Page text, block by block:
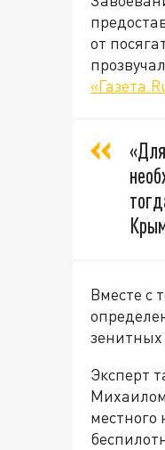
от
Вместе с
зенитных
Эксперт